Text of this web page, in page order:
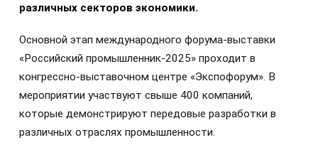
различных секторов экономики.
Основной этап международного форума-выставки
«Российский промышленник-2025» проходит в
конгрессно-выставочном центре «Экспофорум». В
мероприятии участвуют свыше 400 компаний,
которые демонстрируют передовые разработки в
различных отраслях промышленности.